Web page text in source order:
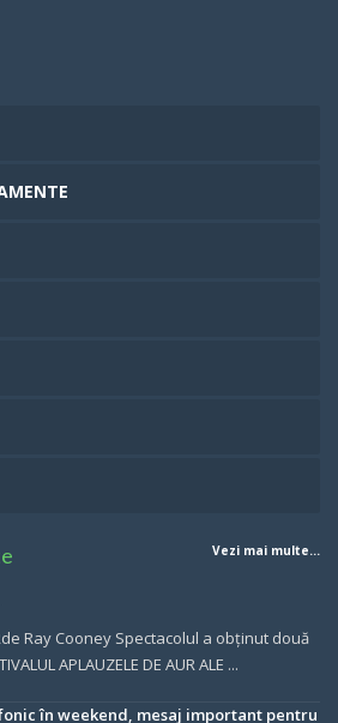
Vezi mai multe...
Ray Cooney Spectacolul a obținut două
APLAUZELE DE AUR ALE ...
în weekend, mesaj important pentru